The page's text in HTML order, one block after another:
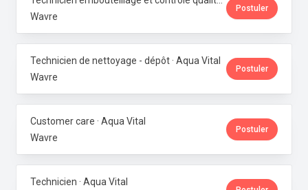
Wavre
Postuler
Technicien de nettoyage - dépôt · Aqua Vital
Wavre
Postuler
Customer care · Aqua Vital
Wavre
Postuler
Technicien · Aqua Vital